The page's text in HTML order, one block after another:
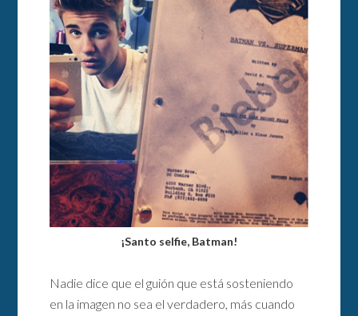
¡Santo selfie, Batman!
Nadie dice que el guión que está sosteniendo
en la imagen no sea el verdadero, más cuando